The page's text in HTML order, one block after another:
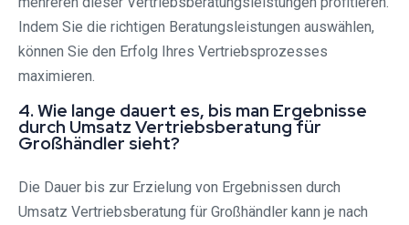
Indem Sie die richtigen Beratungsleistungen auswählen,
können Sie den Erfolg Ihres Vertriebsprozesses
maximieren.
4. Wie lange dauert es, bis man Ergebnisse
durch Umsatz Vertriebsberatung für
Großhändler sieht?
Die Dauer bis zur Erzielung von Ergebnissen durch
Umsatz Vertriebsberatung für Großhändler kann je nach